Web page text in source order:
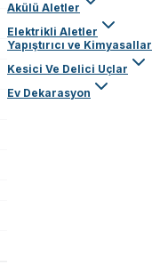
Akülü Aletler
Elektrikli Aletler
Yapıştırıcı ve Kimyasallar
Kesici Ve Delici Uçlar
Ev Dekarasyon